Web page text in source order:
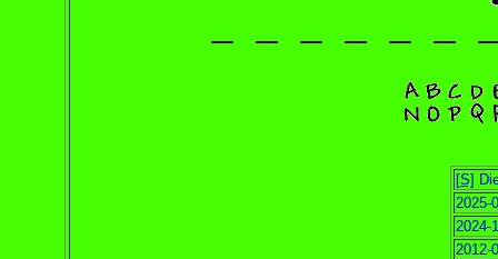
[S]
2025-
2024-
2012-